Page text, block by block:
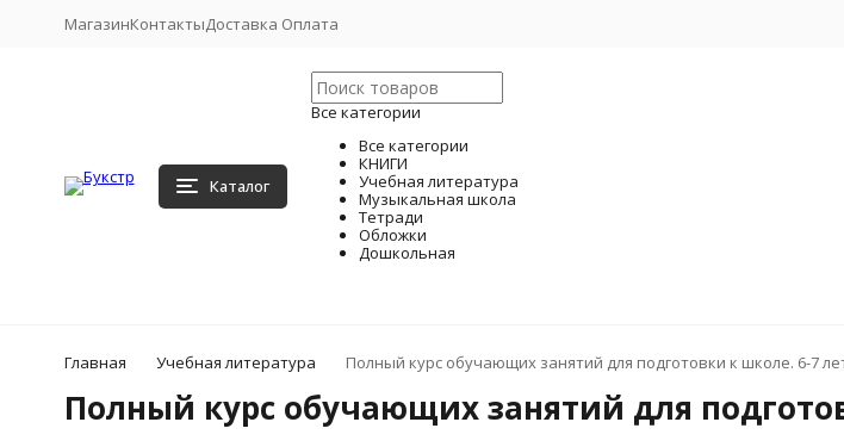
МагазинКонтактыДоставка Оплата
Каталог
Все категории
Все категории
КНИГИ
Учебная литература
Музыкальная школа
Тетради
Обложки
Дошкольная
Главная Учебная литература Полный курс обучающих занятий для подготовки к школе. 6-7
Полный курс обучающих занятий для